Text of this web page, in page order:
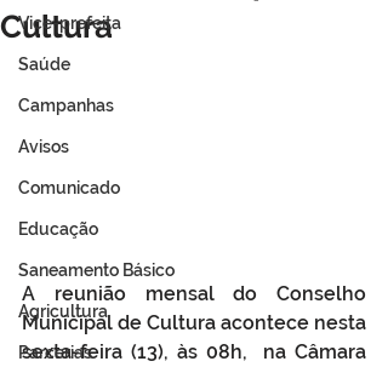
Vice-prefeita
Saúde
Campanhas
Avisos
Comunicado
Educação
Saneamento Básico
Agricultura
Parcerias
Cultura
A reunião mensal do Conselho
Municipal de Cultura acontece nesta
sexta-feira (13), às 08h,  na Câmara